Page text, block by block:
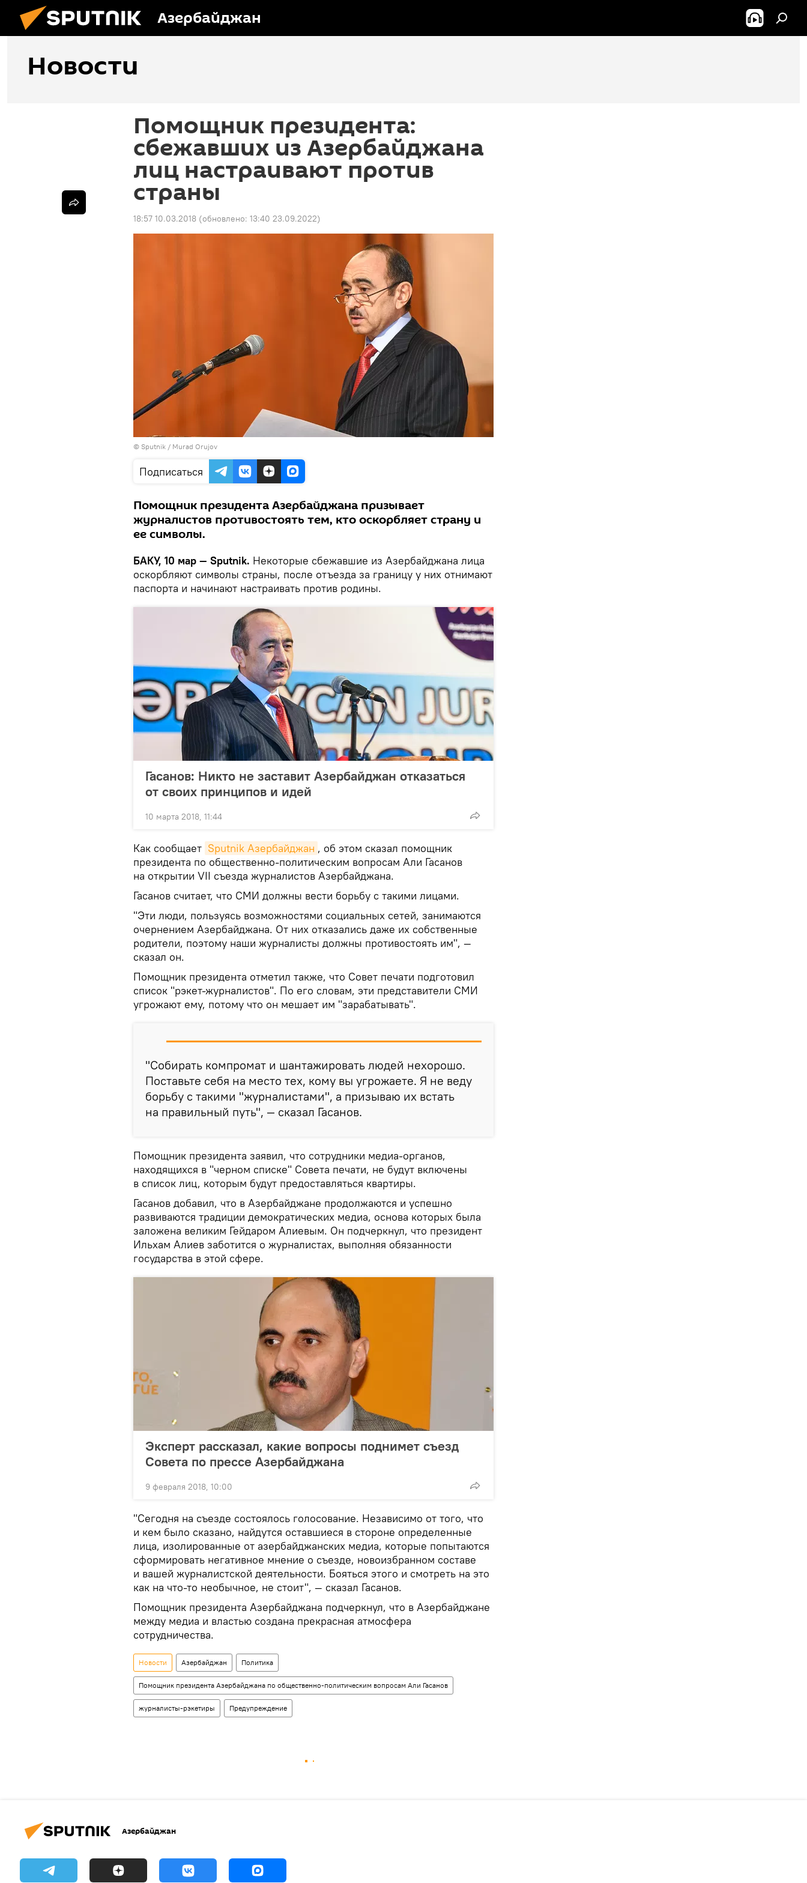
Азербайджан
Новости
Помощник президента:
сбежавших из Азербайджана
лиц настраивают против
страны
18:57 10.03.2018 (обновлено: 13:40 23.09.2022)
© Sputnik / Murad Orujov
Подписаться
Помощник президента Азербайджана призывает
журналистов противостоять тем, кто оскорбляет страну и
ее символы.
БАКУ, 10 мар — Sputnik. Некоторые сбежавшие из Азербайджана лица
оскорбляют символы страны, после отъезда за границу у них отнимают
паспорта и начинают настраивать против родины.
Гасанов: Никто не заставит Азербайджан отказаться
от своих принципов и идей
10 марта 2018, 11:44
Как сообщает Sputnik Азербайджан , об этом сказал помощник
президента по общественно-политическим вопросам Али Гасанов
на открытии VII съезда журналистов Азербайджана.
Гасанов считает, что СМИ должны вести борьбу с такими лицами.
"Эти люди, пользуясь возможностями социальных сетей, занимаются
очернением Азербайджана. От них отказались даже их собственные
родители, поэтому наши журналисты должны противостоять им", —
сказал он.
Помощник президента отметил также, что Совет печати подготовил
список "рэкет-журналистов". По его словам, эти представители СМИ
угрожают ему, потому что он мешает им "зарабатывать".
"Собирать компромат и шантажировать людей нехорошо.
Поставьте себя на место тех, кому вы угрожаете. Я не веду
борьбу с такими "журналистами", а призываю их встать
на правильный путь", — сказал Гасанов.
Помощник президента заявил, что сотрудники медиа-органов,
находящихся в "черном списке" Совета печати, не будут включены
в список лиц, которым будут предоставляться квартиры.
Гасанов добавил, что в Азербайджане продолжаются и успешно
развиваются традиции демократических медиа, основа которых была
заложена великим Гейдаром Алиевым. Он подчеркнул, что президент
Ильхам Алиев заботится о журналистах, выполняя обязанности
государства в этой сфере.
Эксперт рассказал, какие вопросы поднимет съезд
Совета по прессе Азербайджана
9 февраля 2018, 10:00
"Сегодня на съезде состоялось голосование. Независимо от того, что
и кем было сказано, найдутся оставшиеся в стороне определенные
лица, изолированные от азербайджанских медиа, которые попытаются
сформировать негативное мнение о съезде, новоизбранном составе
и вашей журналистской деятельности. Бояться этого и смотреть на это
как на что-то необычное, не стоит", — сказал Гасанов.
Помощник президента Азербайджана подчеркнул, что в Азербайджане
между медиа и властью создана прекрасная атмосфера
сотрудничества.
Новости Азербайджан Политика
Помощник президента Азербайджана по общественно-политическим вопросам Али Гасанов
журналисты-рэкетиры Предупреждение
Азербайджан